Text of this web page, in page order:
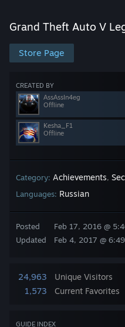
Store
Community
About
Support
Change language
View desktop website
Grand Theft Auto V
Store Page
CREATED BY
АssАssIn4еg
Offline
Kesha_F1
Offline
Category: Achievements,
Languages: Russian
Posted
Updated
Feb 17, 2016 @
Feb 4, 2017 @
24,963
Unique Visitors
1,573
Current Favorites
GUIDE INDEX
Grand Theft Auto V
Grand Theft Auto V Legacy
GTA Online -
By АssАssIn4еg and 1
Ежедневные задания
деньги и очки
для ежедневного
15 уровня. Список
в 9:00 по московскому